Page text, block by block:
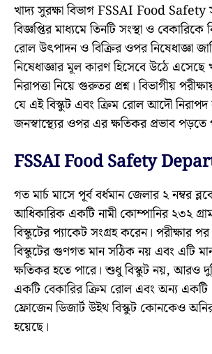
খাদ্য সুরক্ষা বিভাগ FSSAI Food Safety
বিজ্ঞপ্তির মাধ্যমে তিনটি সংস্থা ও বেকারিকে
রোল উৎপাদন ও বিক্রির ওপর নিষেধাজ্ঞা
নিষেধাজ্ঞার মূল কারণ হিসেবে উঠে এসেছে
নিরাপত্তা নিয়ে গুরুতর প্রশ্ন। বিভাগীয়
যে এই বিস্কুট এবং ক্রিম রোল আদৌ
জনস্বাস্থ্যের ওপর এর ক্ষতিকর প্রভাব পড়তে
FSSAI Food Safety
গত মার্চ মাসে পূর্ব বর্ধমান জেলার ২ নম্বর
আধিকারিক একটি নামী কোম্পানির ২৩২
বিস্কুটের প্যাকেট সংগ্রহ করেন। পরীক্ষার
বিস্কুটের গুণগত মান সঠিক নয় এবং এটি
ক্ষতিকর হতে পারে। শুধু বিস্কুট নয়, আরও
একটি বেকারির ক্রিম রোল এবং অন্য একটি
ফ্রোজেন ডিজার্ট উইথ বিস্কুট কোনকেও
হয়েছে।